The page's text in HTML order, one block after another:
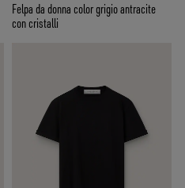
Felpa da donna color grigio antracite
con cristalli